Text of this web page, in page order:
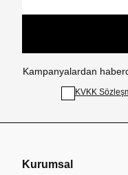
Kampanyalardan
KVKK
Kurumsal